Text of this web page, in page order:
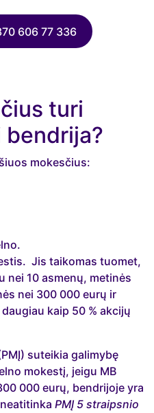
606 77 336
turi
bendrija?
mokesčius:
Jis taikomas tuomet,
nei 10 asmenų, metinės
nei 300 000 eurų ir
kaip 50 % akcijų
suteikia galimybę
mokestį, jeigu MB
000 eurų, bendrijoje yra
PMĮ 5 straipsnio